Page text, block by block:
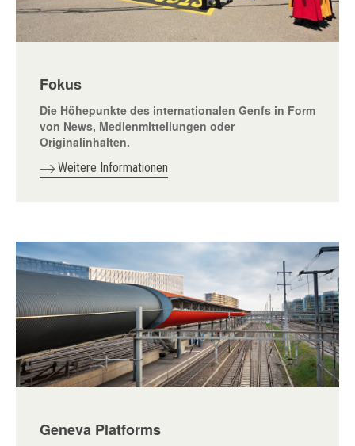
Fokus
Die Höhepunkte des internationalen Genfs in Form
von News, Medienmitteilungen oder
Originalinhalten.
Weitere Informationen
Geneva Platforms